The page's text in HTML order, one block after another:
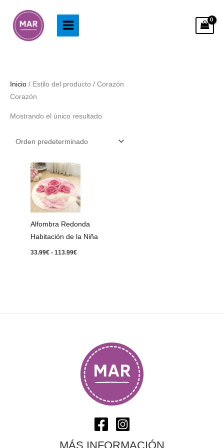
contenido
Inicio / Estilo del producto / Corazón
Corazón
Mostrando el único resultado
Alfombra Redonda
Habitación de la Niña
33.99€ - 113.99€
Rango
de
precios:
33.99€
hasta
113.99€
MÁS INFORMACIÓN